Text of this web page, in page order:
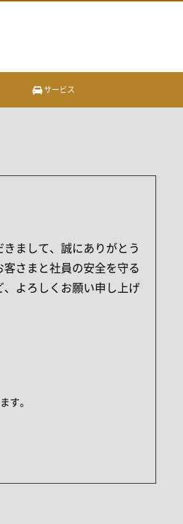
サービス
まして、誠にありがとう
さまと社員の安全を守る
よろしくお願い申し上げ
す。